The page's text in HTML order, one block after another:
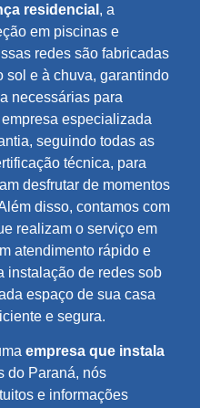
residencial , a
em piscinas e
redes são fabricadas
sol e à chuva, garantindo
necessárias para
especializada
seguindo todas as
técnica, para
desfrutar de momentos
disso, contamos com
realizam o serviço em
atendimento rápido e
instalação de redes sob
espaço de sua casa
e segura.
empresa que instala
do Paraná, nós
e informações